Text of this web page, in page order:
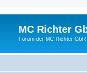
MC Richter
Forum der MC Richter GbR